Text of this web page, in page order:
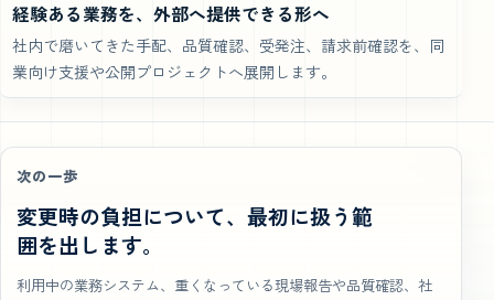
経験ある業務を、外部へ提供できる形へ
社内で磨いてきた手配、品質確認、受発注、請求前確認を、同
業向け支援や公開プロジェクトへ展開します。
次の一歩
変更時の負担について、最初に扱う範
囲を出します。
利用中の業務システム、重くなっている現場報告や品質確認、社